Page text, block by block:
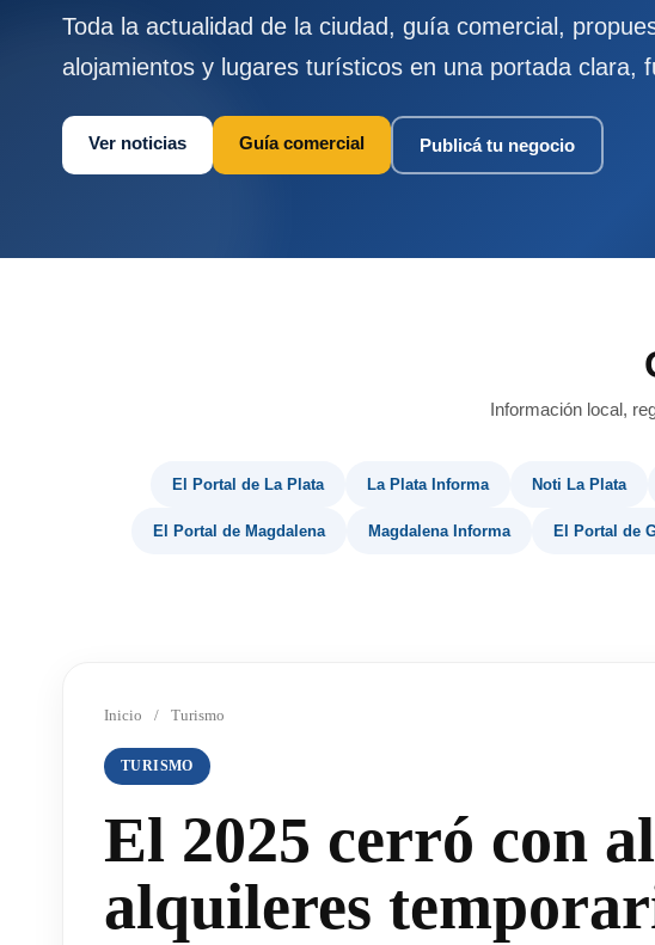
Toda la actualidad de la ciudad, guía comercial,
alojamientos y lugares turísticos en una portada clara,
Ver noticias Guía comercial Publicá tu negocio
Información local,
El Portal de La Plata La Plata Informa Noti La Plata
El Portal de Magdalena Magdalena Informa El Portal de
Inicio / Turismo
TURISMO
El 2025 cerró con
alquileres